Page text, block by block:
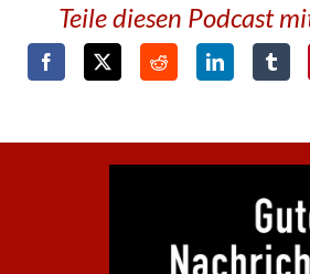
Teile diesen Podcast